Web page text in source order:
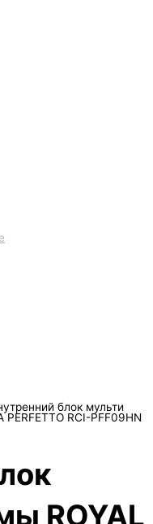
блок мульти
RCI-PFF09HN
ROYAL